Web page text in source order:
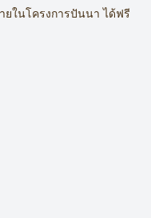
ในโครงการปันนา ได้ฟรี